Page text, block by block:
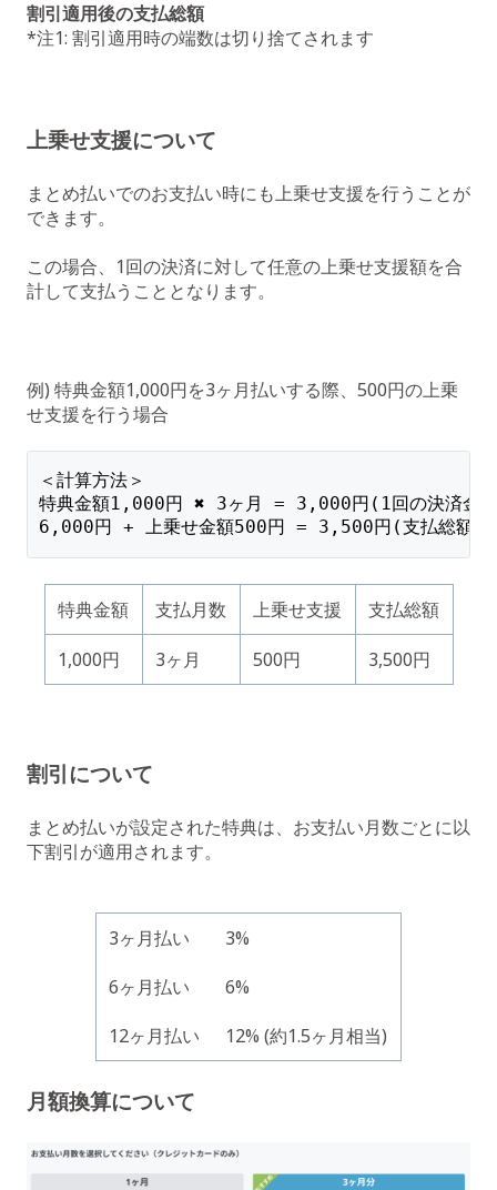
割引適用後の支払総額
*注1: 割引適用時の端数は切り捨てされます
上乗せ支援について
まとめ払いでのお支払い時にも上乗せ支援を行うことが
できます。
この場合、1回の決済に対して任意の上乗せ支援額を合
計して支払うこととなります。
例) 特典金額1,000円を3ヶ月払いする際、500円の上乗
せ支援を行う場合
＜計算方法＞
特典金額1,000円 ✖️ 3ヶ月 = 3,000円(1回の決済金
6,000円 + 上乗せ金額500円 = 3,500円(支払総額)
特典金額 支払月数 上乗せ支援 支払総額
1,000円 3ヶ月 500円 3,500円
割引について
まとめ払いが設定された特典は、お支払い月数ごとに以
下割引が適用されます。
3ヶ月払い
3%
6ヶ月払い
6%
12ヶ月払い
12% (約1.5ヶ月相当)
月額換算について